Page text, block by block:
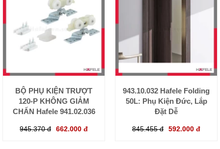
BỘ PHỤ KIỆN TRƯỢT
120-P KHÔNG GIẢM
CHẤN Hafele 941.02.036
945.370 đ 662.000 đ
943.10.032 Hafele Folding
50L: Phụ Kiện Đức, Lắp
Đặt Dễ
845.455 đ 592.000 đ